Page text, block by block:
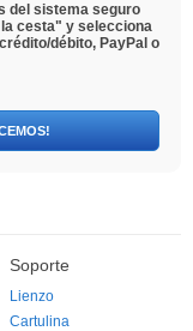
del sistema seguro
cesta" y selecciona
débito, PayPal o
Soporte
Lienzo
Cartulina